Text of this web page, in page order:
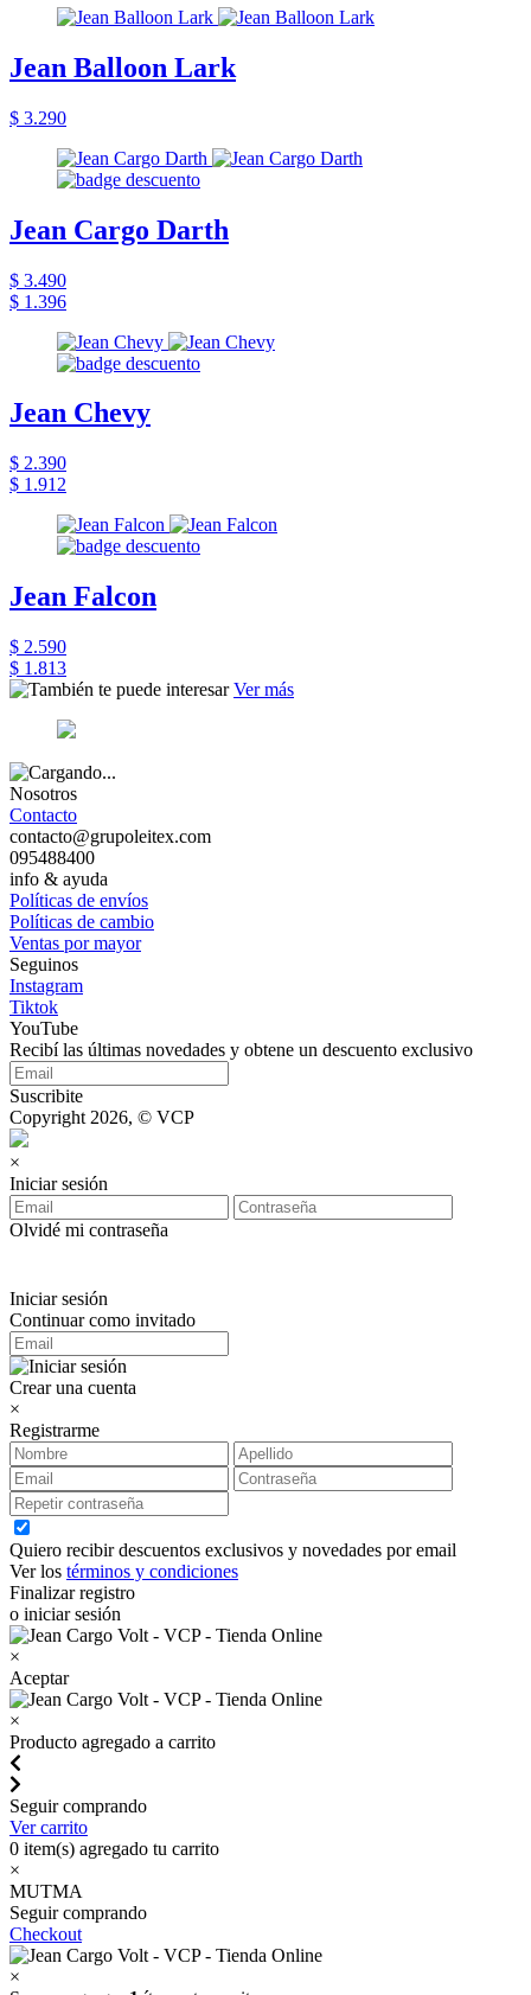
Jean Balloon Lark
$ 3.290
Jean Cargo Darth
$ 3.490
$ 1.396
Jean Chevy
$ 2.390
$ 1.912
Jean Falcon
$ 2.590
$ 1.813
Ver más
Nosotros
Contacto
contacto@grupoleitex.com
095488400
info & ayuda
Políticas de envíos
Políticas de cambio
Ventas por mayor
Seguinos
Instagram
Tiktok
YouTube
Recibí las últimas novedades y obtene un descuento exclusivo
Suscribite
Copyright 2026, © VCP
×
Iniciar sesión
Olvidé mi contraseña
Iniciar sesión
Continuar como invitado
Crear una cuenta
×
Registrarme
Quiero recibir descuentos exclusivos y novedades por email
Ver los términos y condiciones
Finalizar registro
o iniciar sesión
×
Aceptar
×
Producto agregado a carrito
Seguir comprando
Ver carrito
0 item(s) agregado tu carrito
×
MUTMA
Seguir comprando
Checkout
×